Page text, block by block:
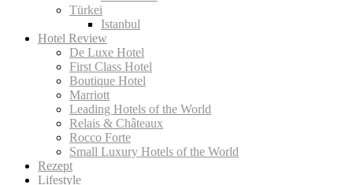
Türkei
Istanbul
Hotel Review
De Luxe Hotel
First Class Hotel
Boutique Hotel
Marriott
Leading Hotels of the World
Relais & Châteaux
Rocco Forte
Small Luxury Hotels of the World
Rezept
Lifestyle